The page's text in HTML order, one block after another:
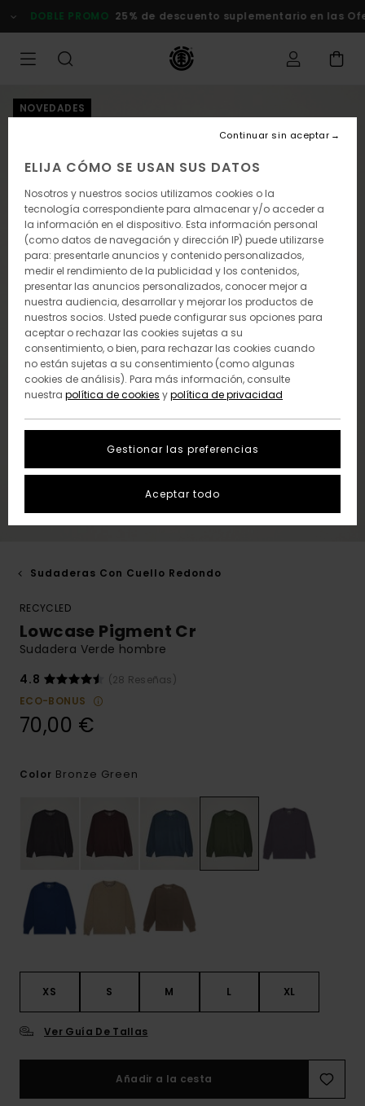
la
PROMO 25% de descuento suplementario en las Ofertas
NOVEDADES
Sudaderas Con Cuello Redondo
RECYCLED
Lowcase Pigment Cr
Sudadera Verde hombre
4.8
(28 Reseñas)
ECO-BONUS
70,00 €
Color Bronze Green
XS S M L XL
Ver Guía De Tallas
Añadir a la cesta
ELIJA CÓMO SE USAN SUS DATOS
Nosotros y nuestros socios utilizamos cookies o la
tecnología correspondiente para almacenar y/o acceder a
la información en el dispositivo. Esta información personal
(como datos de navegación y dirección IP) puede utilizarse
para: presentarle anuncios y contenido personalizados,
medir el rendimiento de la publicidad y los contenidos,
presentar las anuncios personalizados, conocer mejor a
nuestra audiencia, desarrollar y mejorar los productos de
nuestros socios. Usted puede configurar sus opciones para
aceptar o rechazar las cookies sujetas a su
consentimiento, o bien, para rechazar las cookies cuando
no están sujetas a su consentimiento (como algunas
cookies de análisis). Para más información, consulte
nuestra política de cookies ypolítica de privacidad
Gestionar las preferencias
Continuar sin aceptar
Aceptar todo